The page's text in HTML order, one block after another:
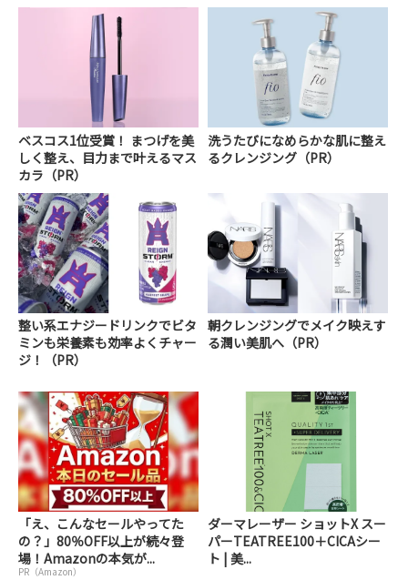
ベスコス1位受賞！ まつげを美
しく整え、目力まで叶えるマス
カラ（PR）
洗うたびになめらかな肌に整え
るクレンジング（PR）
整い系エナジードリンクでビタ
ミンも栄養素も効率よくチャー
ジ！（PR）
朝クレンジングでメイク映えす
る潤い美肌へ（PR）
「え、こんなセールやってた
の？」80％OFF以上が続々登
場！Amazonの本気が...
PR（Amazon）
ダーマレーザー ショットX スー
パーTEATREE100＋CICAシー
ト | 美...